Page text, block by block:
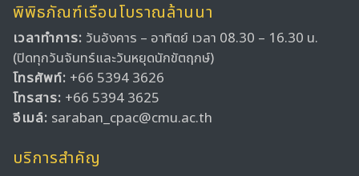
พิพิธภัณฑ์เรือนโบราณล้านนา
เวลาทำการ: วันอังคาร – อาทิตย์ เวลา 08.30 – 16.30 น.
(ปิดทุกวันจันทร์และวันหยุดนักขัตฤกษ์)
โทรศัพท์: +66 5394 3626
โทรสาร: +66 5394 3625
อีเมล์: saraban_cpac@cmu.ac.th
บริการสำคัญ